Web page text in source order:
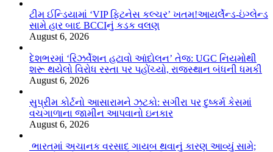
ટીમ ઈન્ડિયામાં ‘VIP ફિટનેસ કલ્ચર’ ખતમ!આયર્લેન્ડ-ઇંગ્લેન્ડ
સામે હાર બાદ BCCIનું કડક વલણ
August 6, 2026
દેશભરમાં ‘રિઝર્વેશન હટાવો આંદોલન’ તેજ: UGC નિયમોથી
શરૂ થયેલો વિરોધ રસ્તા પર પહોંચ્યો, રાજસ્થાન બંધની ધમકી
August 6, 2026
સુપ્રીમ કોર્ટનો આસારામને ઝટકો: સગીરા પર દુષ્કર્મ કેસમાં
વચગાળાના જામીન આપવાનો ઇનકાર
August 6, 2026
ભારતમાં અચાનક વરસાદ ગાયબ થવાનું કારણ આવ્યું સામે;